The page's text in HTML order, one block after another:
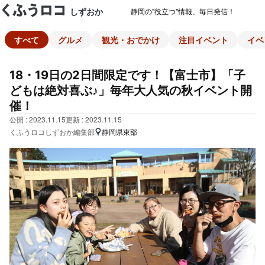
しずおか 静岡の"役立つ"情報、毎日発信！
すべて グルメ 観光・おでかけ 注目イベント イ
18・19日の2日間限定です！【富士市】「子
どもは絶対喜ぶ♪」毎年大人気の秋イベント開
催！
公開 : 2023.11.15更新 : 2023.11.15
くふうロコしずおか編集部
静岡県東部